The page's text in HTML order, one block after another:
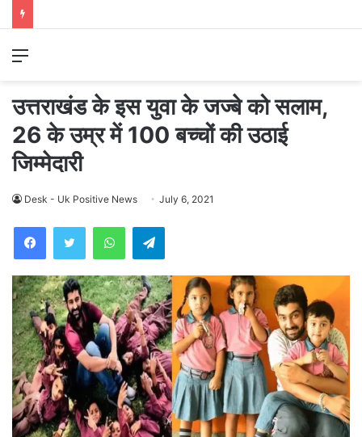
Menu
उत्तराखंड के इस युवा के जज्बे को सलाम,
26 के उम्र में 100 बच्चों की उठाई
जिम्मेदारी
Desk - Uk Positive News July 6, 2021
WhatsAppTelegram